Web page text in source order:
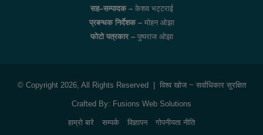
सह–सम्पादक –केशव भट्टराई
प्रबन्धक निर्देशक –मोहन ओझा
फोटो पत्रकार –पुष्पराज ओझा
© Copyright 2026, All Rights Reserved | विश्व खोज~ सर्वाधिकार सुरक्षित
Crafted By: Fusions Web Solutions
हाम्रो बारे सम्पर्क विज्ञापन गोपनीयता नीति